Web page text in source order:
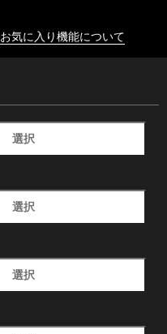
お気に入り機能について
選択
選択
選択